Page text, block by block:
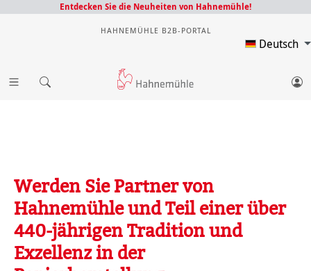
Entdecken Sie die Neuheiten von Hahnemühle!
HAHNEMÜHLE B2B-PORTAL
Deutsch
Werden Sie Partner von
Hahnemühle und Teil einer über
440-jährigen Tradition und
Exzellenz in der